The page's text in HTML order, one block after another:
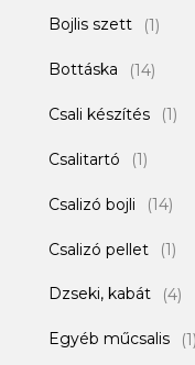
Bojlis szett (1)
Bottáska (14)
Csali készítés (1)
Csalitartó (1)
Csalizó bojli (14)
Csalizó pellet (1)
Dzseki, kabát (4)
Egyéb műcsalis (1)